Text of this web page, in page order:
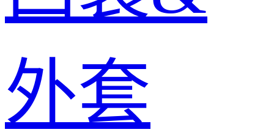
外套